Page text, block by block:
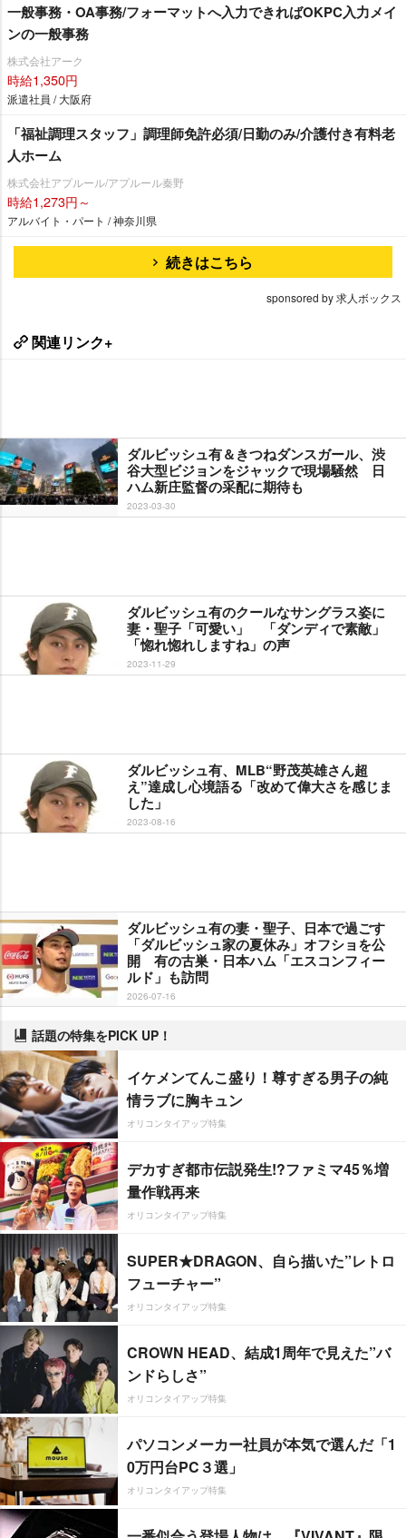
一般事務・OA事務/フォーマットへ入力できればOKPC入力メイ
ンの一般事務
株式会社アーク
時給1,350円
派遣社員 / 大阪府
「福祉調理スタッフ」調理師免許必須/日勤のみ/介護付き有料老
人ホーム
株式会社アプルール/アプルール秦野
時給1,273円～
アルバイト・パート / 神奈川県
続きはこちら
sponsored by 求人ボックス
関連リンク+
ダルビッシュ有＆きつねダンスガール、渋
谷大型ビジョンをジャックで現場騒然 日
ハム新庄監督の采配に期待も
2023-03-30
ダルビッシュ有のクールなサングラス姿に
妻・聖子「可愛い」 「ダンディで素敵」
「惚れ惚れしますね」の声
2023-11-29
ダルビッシュ有、MLB“野茂英雄さん超
え”達成し心境語る「改めて偉大さを感じま
した」
2023-08-16
ダルビッシュ有の妻・聖子、日本で過ごす
「ダルビッシュ家の夏休み」オフショを公
開 有の古巣・日本ハム「エスコンフィー
ルド」も訪問
2026-07-16
話題の特集をPICK UP！
イケメンてんこ盛り！尊すぎる男子の純
情ラブに胸キュン
オリコンタイアップ特集
デカすぎ都市伝説発生!?ファミマ45％増
量作戦再来
オリコンタイアップ特集
SUPER★DRAGON、自ら描いた”レトロ
フューチャー”
オリコンタイアップ特集
CROWN HEAD、結成1周年で見えた”バ
ンドらしさ”
オリコンタイアップ特集
パソコンメーカー社員が本気で選んだ「1
0万円台PC３選」
オリコンタイアップ特集